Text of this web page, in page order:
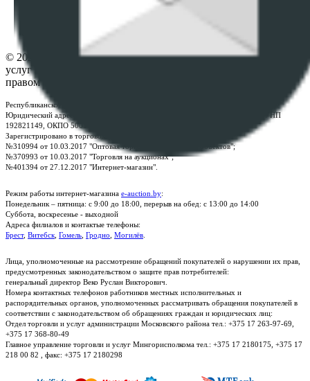
Настройки cookie-файлов
© 2026 Республиканское унитарное предприятие по оказанию
услуг "БелЮрОбеспечение" - Все права защищены авторским
правом
Республиканское унитарное предприятие по оказанию услуг "БелЮрОбеспечение"
Юридический адрес: г. Минск, пр-т. Дзержинского, 1Б, e-mail:
, УНП
192821149, ОКПО 500111895000
Зарегистрировано в торговом реестре Республики Беларусь:
№310994 от 10.03.2017 "Оптовая торговля без торговых объектов";
№370993 от 10.03.2017 "Торговля на аукционах";
№401394 от 27.12.2017 "Интернет-магазин".
Режим работы интернет-магазина e-auction.by:
Понедельник – пятница: с 9:00 до 18:00, перерыв на обед: с 13:00 до 14:00
Суббота, воскресенье - выходной
Адреса филиалов и контактые телефоны:
Брест, Витебск Гомель Гродно Могилёв
Лица, уполномоченные на рассмотрение обращений покупателей о нарушении их прав,
предусмотренных законодательством о защите прав потребителей:
генеральный директор Веко Руслан Викторович.
Номера контактных телефонов работников местных исполнительных и
распорядительных органов, уполномоченных рассматривать обращения покупателей в
соответствии с законодательством об обращениях граждан и юридических лиц:
Отдел торговли и услуг администрации Московского района тел.: +375 17 263-97-69,
+375 17 368-80-49
Главное управление торговли и услуг Мингорисполкома тел.: +375 17 2180175, +375 17
218 00 82 , факс: +375 17 2180298